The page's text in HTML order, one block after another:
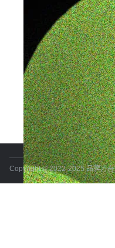
Copyright © 2022-2025 品牌方舟